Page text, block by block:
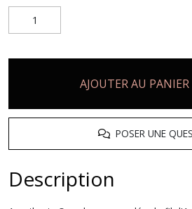
AJOUTER AU PANIER
POSER UNE
Description